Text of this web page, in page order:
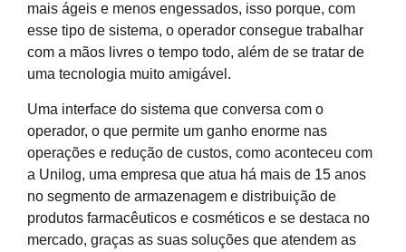
mais ágeis e menos engessados, isso porque, com
esse tipo de sistema, o operador consegue trabalhar
com a mãos livres o tempo todo, além de se tratar de
uma tecnologia muito amigável.
Uma interface do sistema que conversa com o
operador, o que permite um ganho enorme nas
operações e redução de custos, como aconteceu com
a Unilog, uma empresa que atua há mais de 15 anos
no segmento de armazenagem e distribuição de
produtos farmacêuticos e cosméticos e se destaca no
mercado, graças as suas soluções que atendem as